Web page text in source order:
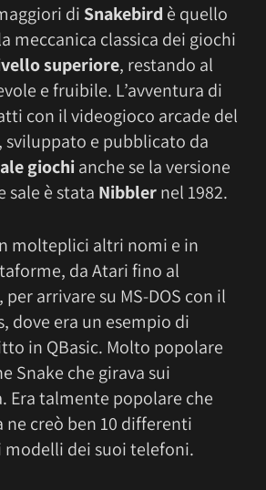
di Snakebird è quello
meccanica classica dei giochi
superiore, restando al
e fruibile. L’avventura di
con il videogioco arcade del
, sviluppato e pubblicato da
giochianche se la versione
sale è stata Nibblernel 1982.
molteplici altri nomi e in
da Atari fino al
arrivare su MS-DOS con il
dove era un esempio di
in QBasic. Molto popolare
Snake che girava sui
Era talmente popolare che
ne creò ben 10 differenti
modelli dei suoi telefoni.